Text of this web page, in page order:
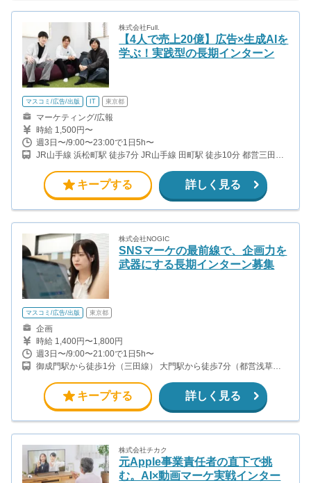
株式会社Full.
【4人で売上20億】広告×生成AIを
学ぶ！実践型の長期インターン
マスコミ/広告/出版 IT 東京都
マーケティング/広報
時給 1,500円〜
週3日〜/9:00〜23:00で1日5h〜
JR山手線 浜松町駅 徒歩7分 JR山手線 田町駅 徒歩10分 都営三田線
徒歩7分
キープする 詳しく見る
株式会社NOGIC
SNSマーケの最前線で、企画力を
武器にする長期インターン募集
マスコミ/広告/出版 東京都
企画
時給 1,400円〜1,800円
週3日〜/9:00〜21:00で1日5h〜
御成門駅から徒歩1分（三田線） 大門駅から徒歩7分（都営浅草
キープする 詳しく見る
株式会社チカク
元Apple事業責任者の直下で挑
む。AI×動画マーケ実戦インター